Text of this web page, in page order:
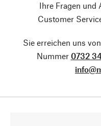
Ihre Fragen und
Customer
Sie erreichen uns
Nummer 0732